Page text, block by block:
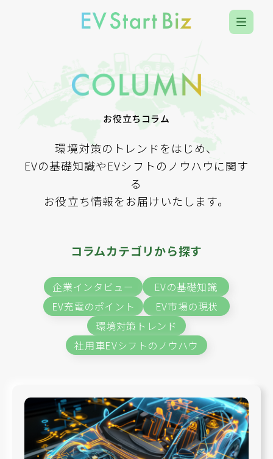
お役立ちコラム
環境対策のトレンドをはじめ、
EVの基礎知識やEVシフトの ノウハウに関す
る
お役立ち情報をお届けいたします。
コラムカテゴリから探す
企業インタビュー
EVの基礎知識
EV充電のポイント
EV市場の現状
環境対策トレンド
社用車EVシフトのノウハウ